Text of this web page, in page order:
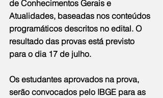
de Conhecimentos Gerais e
Atualidades, baseadas nos conteúdos
programáticos descritos no edital. O
resultado das provas está previsto
para o dia 17 de julho.
Os estudantes aprovados na prova,
serão convocados pelo IBGE para as